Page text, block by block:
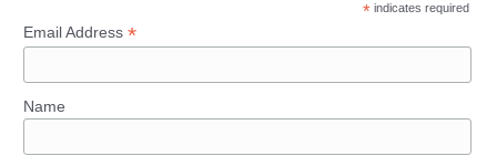
* indicates required
Email Address *
Name